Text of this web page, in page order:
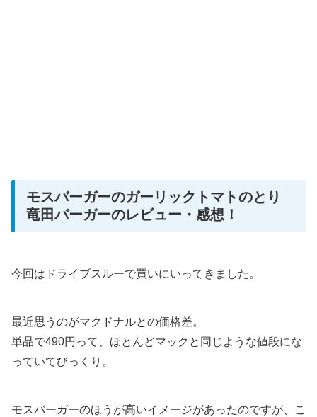
モスバーガーのガーリックトマトのとり
竜田バーガーのレビュー・感想！
今回はドライブスルーで買いにいってきました。
最近思うのがマクドナルとの価格差。
単品で490円って、ほとんどマックと同じような値段にな
っていてびっくり。
モスバーガーのほうが高いイメージがあったのですが、こ